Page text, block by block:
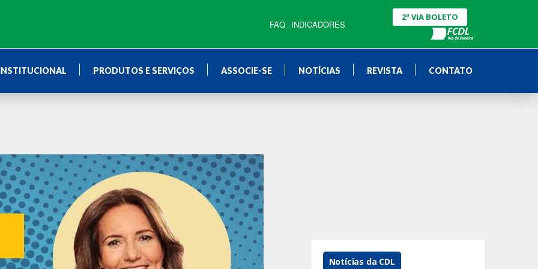
FAQ INDICADORES
2ª VIA BOLETO
PRODUTOS E SERVIÇOS ASSOCIE-SE NOTÍCIAS REVISTA CONTATO
Notícias da CDL